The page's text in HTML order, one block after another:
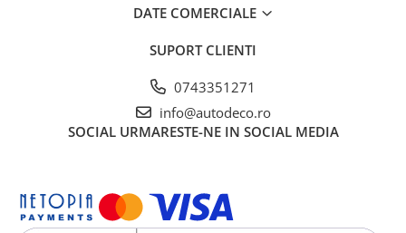
TRICOURI CU MESAJE
CASATORITI
TRICOURI DAMA
DATE COMERCIALE
SUPORT CLIENTI
0743351271
info@autodeco.ro
SOCIAL URMARESTE-NE IN SOCIAL MEDIA